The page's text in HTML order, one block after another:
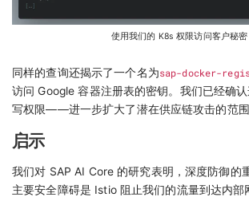
使用我们的 K8s 权限访问客户秘密
同样的查询还揭示了一个名为sap-docker-
访问 Google 容器注册表的密钥。我们已经确
写权限——进一步扩大了潜在供应链攻击的范围
启示
我们对 SAP AI Core 的研究表明，深度防御的
主要安全障碍是 Istio 阻止我们的流量到达内部